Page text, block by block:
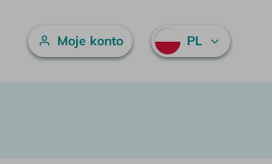
Menu główne
Moje konto PL